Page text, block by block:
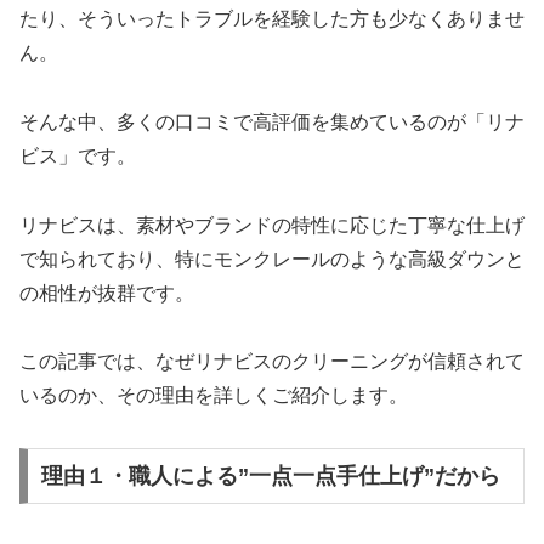
たり、そういったトラブルを経験した方も少なくありませ
ん。
そんな中、多くの口コミで高評価を集めているのが「リナ
ビス」です。
リナビスは、素材やブランドの特性に応じた丁寧な仕上げ
で知られており、特にモンクレールのような高級ダウンと
の相性が抜群です。
この記事では、なぜリナビスのクリーニングが信頼されて
いるのか、その理由を詳しくご紹介します。
理由１・職人による”一点一点手仕上げ”だから